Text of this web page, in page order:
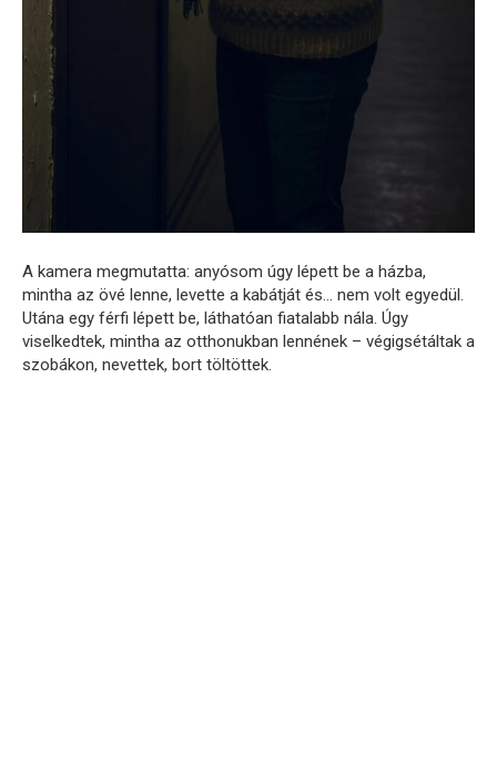
A kamera megmutatta: anyósom úgy lépett be a házba,
mintha az övé lenne, levette a kabátját és… nem volt egyedül.
Utána egy férfi lépett be, láthatóan fiatalabb nála. Úgy
viselkedtek, mintha az otthonukban lennének – végigsétáltak a
szobákon, nevettek, bort töltöttek.